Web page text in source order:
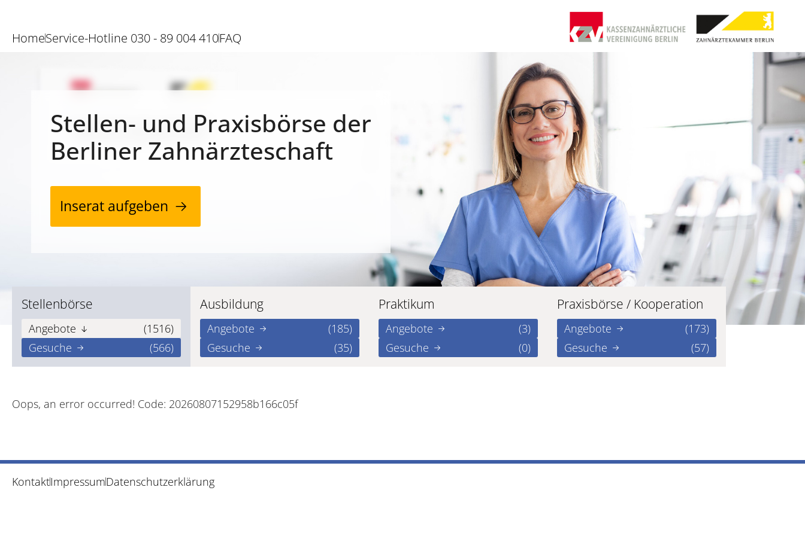
HomeService-Hotline 030 - 89 004 410FAQ
Stellen- und Praxisbörse der
Berliner Zahnärzteschaft
Inserat aufgeben
Stellenbörse
Angebote
(1516)
Gesuche
(566)
Ausbildung
Angebote
(185)
Gesuche
(35)
Praktikum
Angebote
(3)
Gesuche
(0)
Praxisbörse / Kooperation
Angebote
(173)
Gesuche
(57)
Oops, an error occurred! Code: 20260807152958b166c05f
KontaktImpressumDatenschutzerklärung